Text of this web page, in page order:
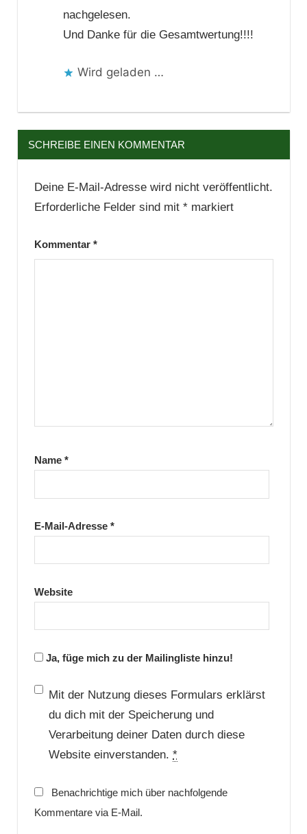
nachgelesen.
Und Danke für die Gesamtwertung!!!!
Wird geladen …
SCHREIBE EINEN KOMMENTAR
Deine E-Mail-Adresse wird nicht veröffentlicht.
Erforderliche Felder sind mit *markiert
Kommentar *
Name *
E-Mail-Adresse *
Website
Ja, füge mich zu der Mailingliste hinzu!
Mit der Nutzung dieses Formulars erklärst
du dich mit der Speicherung und
Verarbeitung deiner Daten durch diese
Website einverstanden. *
Benachrichtige mich über nachfolgende
Kommentare via E-Mail.